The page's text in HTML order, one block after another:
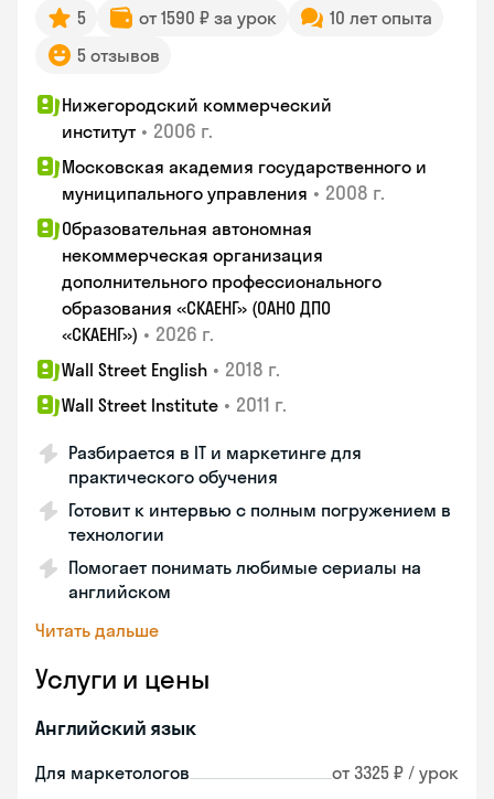
5 от 1590 ₽ за урок
10 лет опыта
5 отзывов
Нижегородский коммерческий
институт • 2006 г.
Московская академия государственного и
муниципального управления • 2008 г.
Образовательная автономная
некоммерческая организация
дополнительного профессионального
образования «СКАЕНГ» (ОАНО ДПО
«СКАЕНГ») • 2026 г.
Wall Street English • 2018 г.
Wall Street Institute • 2011 г.
Разбирается в IT и маркетинге для
практического обучения
Готовит к интервью с полным погружением в
технологии
Помогает понимать любимые сериалы на
английском
Читать дальше
Услуги и цены
Английский язык
Для маркетологов от 3325 ₽ / урок